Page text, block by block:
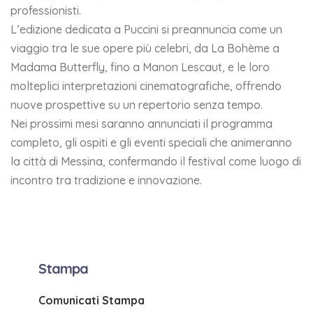
professionisti.
L’edizione dedicata a Puccini si preannuncia come un
viaggio tra le sue opere più celebri, da La Bohème a
Madama Butterfly, fino a Manon Lescaut, e le loro
molteplici interpretazioni cinematografiche, offrendo
nuove prospettive su un repertorio senza tempo.
Nei prossimi mesi saranno annunciati il programma
completo, gli ospiti e gli eventi speciali che animeranno
la città di Messina, confermando il festival come luogo di
incontro tra tradizione e innovazione.
Stampa
Comunicati Stampa